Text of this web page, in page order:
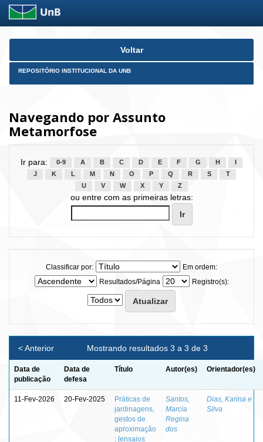
Skip
Voltar
REPOSITÓRIO INSTITUCIONAL DA UNB
Navegando por Assunto
Metamorfose
Ir para: 0-9 A B C D E F G H
J
K L M N O P Q R S
T
U
V W X Y Z
ou entre com as primeiras letras:
Classificar por:
Em ordem:
Resultados/Página
Registro(s):
Mostrando resultados 3 a 3 de 3
< Anterior
Data de
publicação
Data de
defesa
Título Autor(es) Orientador(es)
11-Fev-2026 20-Fev-2025
Práticas de
jardinagens,
gestos de
aproximação
: [ensaios
Santos,
Marcia
Regina
dos
Dias, Karina e
Silva